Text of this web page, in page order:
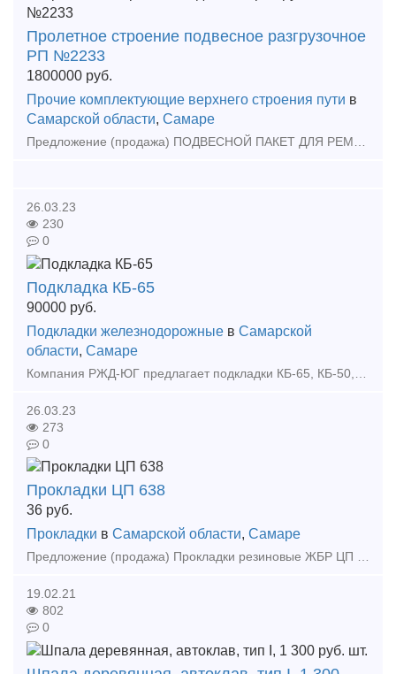
Пролетное строение подвесное разгрузочное
РП №2233
1800000 руб.
Прочие комплектующие верхнего строения пути в
Самарской области, Самаре
26.03.23
230
0
Подкладка КБ-65
90000 руб.
Подкладки железнодорожные в Самарской
области, Самаре
26.03.23
273
0
Прокладки ЦП 638
36 руб.
Прокладки в Самарской области, Самаре
Предложение (продажа) Прокладки резиновые ЖБР ЦП 638. В наличии от производителя. Цена: 36 руб/шт
19.02.21
802
0